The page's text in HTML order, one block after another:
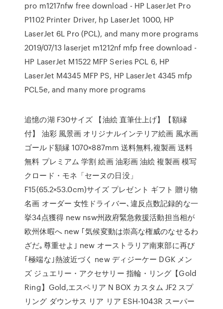
pro m1217nfw free download - HP LaserJet Pro
P1102 Printer Driver, hp LaserJet 1000, HP
LaserJet 6L Pro (PCL), and many more programs
2019/07/13 laserjet m1212nf mfp free download -
HP LaserJet M1522 MFP Series PCL 6, HP
LaserJet M4345 MFP PS, HP LaserJet 4345 mfp
PCL5e, and many more programs
追憶の湖 F30サイズ 【油絵 直筆仕上げ】【額縁
付】 油彩 風景画 オリジナルインテリア絵画 風水画
ゴールド額縁 1070×887mm 送料無料,複製画 送料
無料 プレミアム 学割 絵画 油彩画 油絵 複製画 模写
クロード・モネ「セーヌの日没」
F15(65.2×53.0cm)サイズ プレゼント ギフト 贈り物
名画 オーダー 女性ドライバー､違反点数記録的な一
挙34点獲得 new nsw州政府緊急救援活動担当相が
欧州休暇へ new ｢気候変動は崇高な権威のなせるわ
ざだ｡尊重せよ｣ new オーストラリア南東部に再び
｢極端な｣熱波近づく new ディジーケー DGK メン
ズ ジュエリー・アクセサリー 指輪・リング【Gold
Ring】Gold,エスペリア N BOX カスタム JF2 スプ
リング ダウンサス リア リア ESH-1043R スーパー